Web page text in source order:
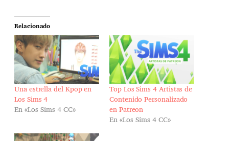
Relacionado
Una estrella del Kpop en
Los Sims 4
En «Los Sims 4 CC»
Top Los Sims 4 Artistas de
Contenido Personalizado
en Patreon
En «Los Sims 4 CC»